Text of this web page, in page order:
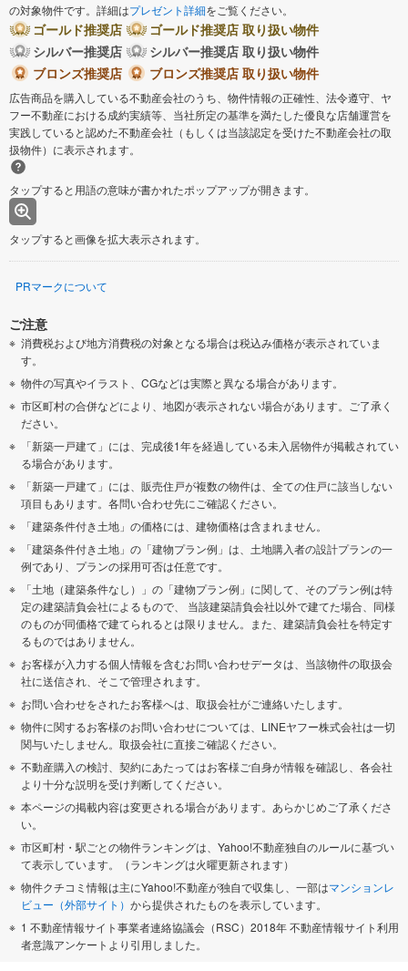
の対象物件です。詳細はプレゼント詳細をご覧ください。
ゴールド推奨店
ゴールド推奨店 取り扱い物件
シルバー推奨店
シルバー推奨店 取り扱い物件
ブロンズ推奨店
ブロンズ推奨店 取り扱い物件
広告商品を購入している不動産会社のうち、物件情報の正確性、法令遵守、ヤ
フー不動産における成約実績等、当社所定の基準を満たした優良な店舗運営を
実践していると認めた不動産会社（もしくは当該認定を受けた不動産会社の取
扱物件）に表示されます。
タップすると用語の意味が書かれたポップアップが開きます。
タップすると画像を拡大表示されます。
PRマークについて
ご注意
消費税および地方消費税の対象となる場合は税込み価格が表示されていま
す。
物件の写真やイラスト、CGなどは実際と異なる場合があります。
市区町村の合併などにより、地図が表示されない場合があります。ご了承く
ださい。
「新築一戸建て」には、完成後1年を経過している未入居物件が掲載されてい
る場合があります。
「新築一戸建て」には、販売住戸が複数の物件は、全ての住戸に該当しない
項目もあります。各問い合わせ先にご確認ください。
「建築条件付き土地」の価格には、建物価格は含まれません。
「建築条件付き土地」の「建物プラン例」は、土地購入者の設計プランの一
例であり、プランの採用可否は任意です。
「土地（建築条件なし）」の「建物プラン例」に関して、そのプラン例は特
定の建築請負会社によるもので、 当該建築請負会社以外で建てた場合、同様
のものが同価格で建てられるとは限りません。また、建築請負会社を特定す
るものではありません。
お客様が入力する個人情報を含むお問い合わせデータは、当該物件の取扱会
社に送信され、そこで管理されます。
お問い合わせをされたお客様へは、取扱会社がご連絡いたします。
物件に関するお客様のお問い合わせについては、LINEヤフー株式会社は一切
関与いたしません。取扱会社に直接ご確認ください。
不動産購入の検討、契約にあたってはお客様ご自身が情報を確認し、各会社
より十分な説明を受け判断してください。
本ページの掲載内容は変更される場合があります。あらかじめご了承くださ
い。
市区町村・駅ごとの物件ランキングは、Yahoo!不動産独自のルールに基づい
て表示しています。（ランキングは火曜更新されます）
物件クチコミ情報は主にYahoo!不動産が独自で収集し、一部はマンションレ
ビュー（外部サイト） から提供されたものを表示しています。
1 不動産情報サイト事業者連絡協議会（RSC）2018年 不動産情報サイト利用
者意識アンケートより引用しました。